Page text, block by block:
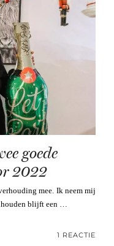
goede
2022
mee. Ik neem mij
blijft een …
1 REACTIE